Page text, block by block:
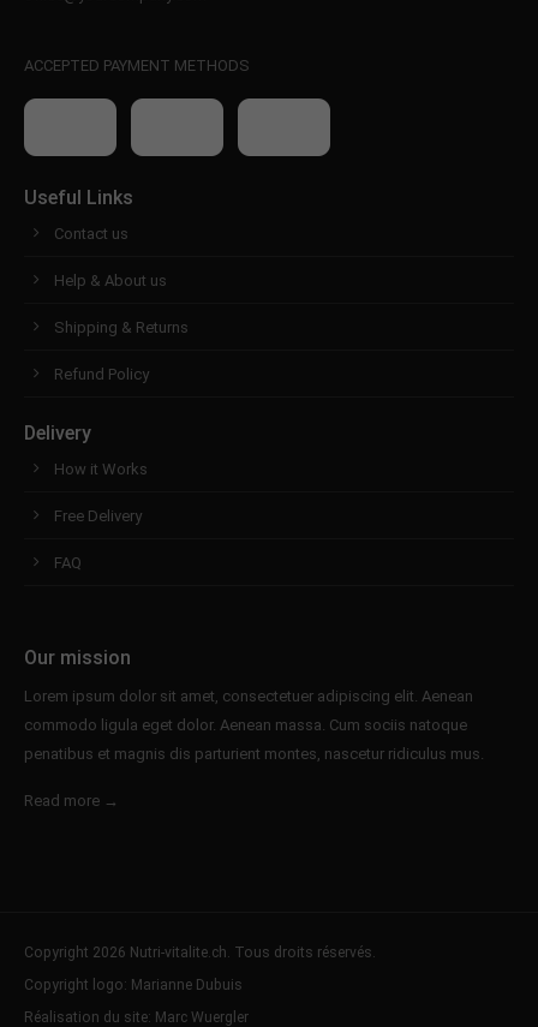
ACCEPTED PAYMENT METHODS
Useful Links
Contact us
Help & About us
Shipping & Returns
Refund Policy
Delivery
How it Works
Free Delivery
FAQ
Our mission
Lorem ipsum dolor sit amet, consectetuer adipiscing elit. Aenean
commodo ligula eget dolor. Aenean massa. Cum sociis natoque
penatibus et magnis dis parturient montes, nascetur ridiculus mus.
Read more →
Copyright 2026 Nutri-vitalite.ch. Tous droits réservés.
Copyright logo: Marianne Dubuis
Réalisation du site: Marc Wuergler